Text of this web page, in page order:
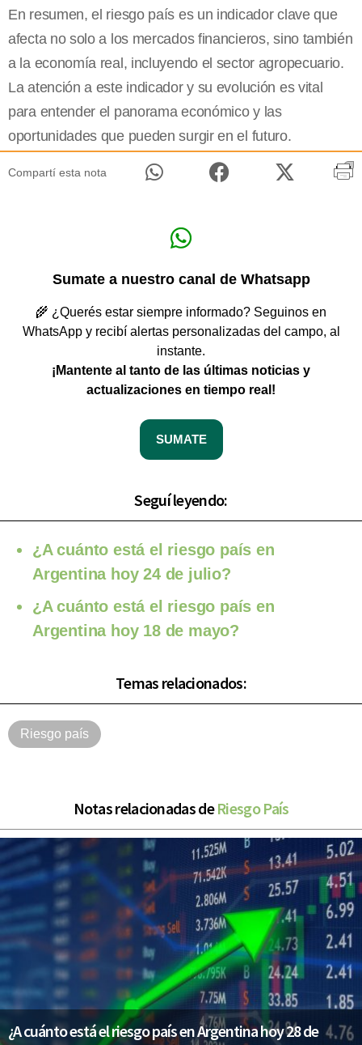
En resumen, el riesgo país es un indicador clave que
afecta no solo a los mercados financieros, sino también
a la economía real, incluyendo el sector agropecuario.
La atención a este indicador y su evolución es vital
para entender el panorama económico y las
oportunidades que pueden surgir en el futuro.
Compartí esta nota
Sumate a nuestro canal de Whatsapp
🌾 ¿Querés estar siempre informado? Seguinos en
WhatsApp y recibí alertas personalizadas del campo, al
instante.
¡Mantente al tanto de las últimas noticias y
actualizaciones en tiempo real!
SUMATE
Seguí leyendo:
¿A cuánto está el riesgo país en
Argentina hoy 24 de julio?
¿A cuánto está el riesgo país en
Argentina hoy 18 de mayo?
Temas relacionados:
Riesgo país
Notas relacionadas deRiesgo País
¿A cuánto está el riesgo país en Argentina hoy 28 de